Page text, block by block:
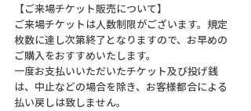
【ご来場チケット販売について】
ご来場チケットは人数制限がございます。規定
枚数に達し次第終了となりますので、お早めの
ご購入をおすすめいたします。
一度お支払いいただいたチケット及び投げ銭
は、中止などの場合を除き、お客様都合による
払い戻しは致しません。